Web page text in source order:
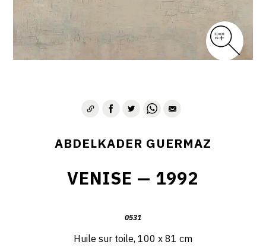
E – PAYSAGES SYMBOLIQUES – 1975-1996
DESSINS – GRAVURES – GOUACHES – AQUARELLES
CONTACT
ABDELKADER GUERMAZ
VENISE — 1992
0531
Huile sur toile, 100 x 81 cm